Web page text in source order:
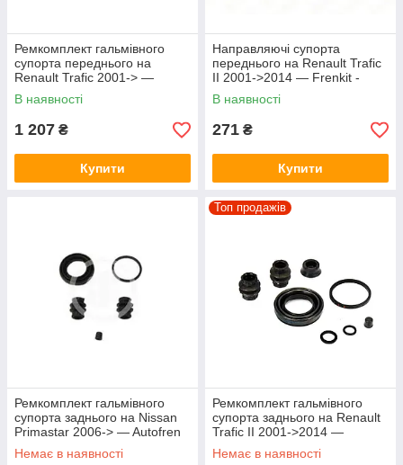
Ремкомплект гальмівного
супорта переднього на
Renault Trafic 2001-> —
Autofren (Іспанія) - D4-1633C
В наявності
1 207 ₴
Купити
Направляючі супорта
переднього на Renault Trafic
II 2001->2014 — Frenkit -
810037
В наявності
271 ₴
Купити
Ремкомплект гальмівного
супорта заднього на Nissan
Primastar 2006-> — Autofren
(Іспанія) - D4-957
Немає в наявності
Топ продажів
Ремкомплект гальмівного
супорта заднього на Renault
Trafic II 2001->2014 —
Autofren - D4-656
Немає в наявності